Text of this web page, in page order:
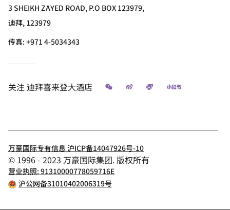
3 SHEIKH ZAYED ROAD, P.O BOX 123979,
迪拜, 123979
传真:+971 4-5034343
关注迪拜喜来登大酒店 微信 微博 飞猪 小红书
万豪国际专有信息 沪ICP备14047926号-10
© 1996 - 2023 万豪国际集团. 版权所有
营业执照: 91310000778059716E
沪公网备31010402006319号